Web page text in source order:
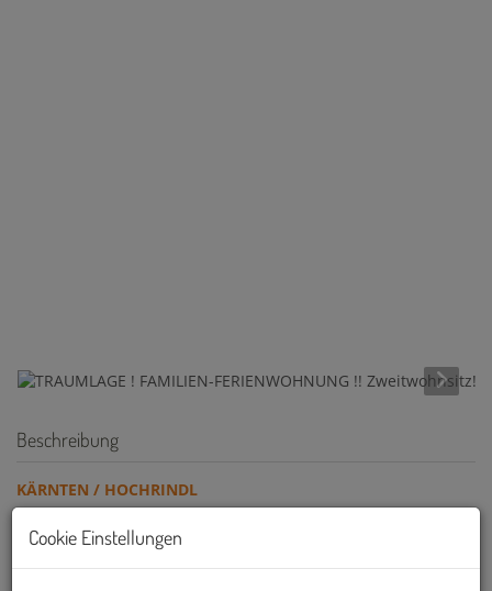
Beschreibung
KÄRNTEN / HOCHRINDL
SKIPISTE !
Cookie Einstellungen